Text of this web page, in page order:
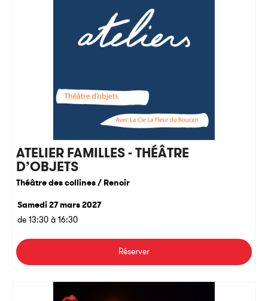
ATELIER FAMILLES - THÉÂTRE
D’OBJETS
Théâtre des collines / Renoir
Samedi 27 mars 2027
de 13:30 à 16:30
Réserver